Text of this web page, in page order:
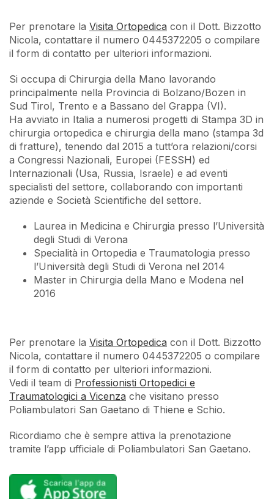
Per prenotare la Visita Ortopedica con il Dott. Bizzotto
Nicola, contattare il numero 0445372205 o compilare
il form di contatto per ulteriori informazioni.
Si occupa di Chirurgia della Mano lavorando
principalmente nella Provincia di Bolzano/Bozen in
Sud Tirol, Trento e a Bassano del Grappa (VI).
Ha avviato in Italia a numerosi progetti di Stampa 3D in
chirurgia ortopedica e chirurgia della mano (stampa 3d
di fratture), tenendo dal 2015 a tutt’ora relazioni/corsi
a Congressi Nazionali, Europei (FESSH) ed
Internazionali (Usa, Russia, Israele) e ad eventi
specialisti del settore, collaborando con importanti
aziende e Società Scientifiche del settore.
Laurea in Medicina e Chirurgia presso l’Università
degli Studi di Verona
Specialità in Ortopedia e Traumatologia presso
l’Università degli Studi di Verona nel 2014
Master in Chirurgia della Mano e Modena nel
2016
Per prenotare la Visita Ortopedica con il Dott. Bizzotto
Nicola, contattare il numero 0445372205 o compilare
il form di contatto per ulteriori informazioni.
Vedi il team di Professionisti Ortopedici e
Traumatologici a Vicenza che visitano presso
Poliambulatori San Gaetano di Thiene e Schio.
Ricordiamo che è sempre attiva la prenotazione
tramite l’app ufficiale di Poliambulatori San Gaetano.